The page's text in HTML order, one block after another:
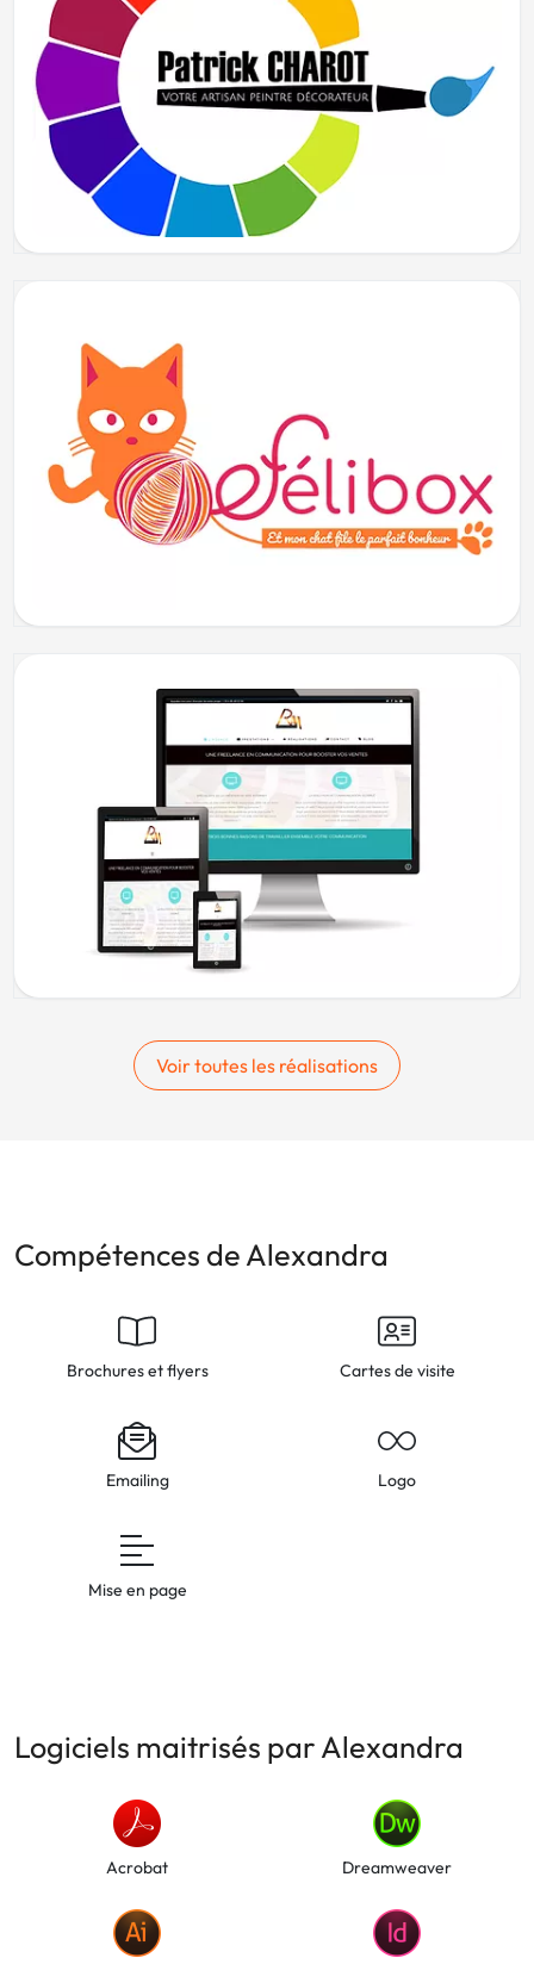
Voir toutes les réalisations
Compétences de Alexandra
Brochures et flyers Cartes de visite
Emailing Logo
Mise en page
Logiciels maitrisés par Alexandra
Acrobat Dreamweaver